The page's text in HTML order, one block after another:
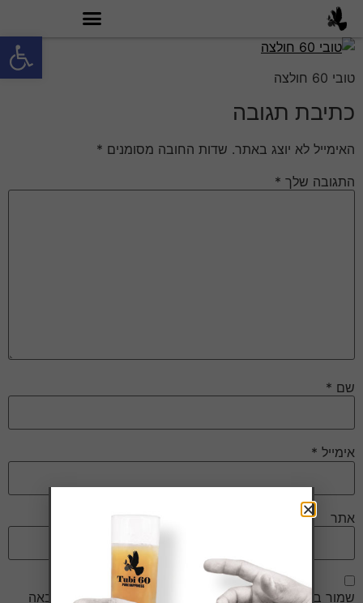
פתח
טובי 60 חולצה
כתיבת תגובה
האימייל לא יוצג באתר. שדות החובה מסומנים *
התגובה שלך *
שם *
אימייל *
אתר
שמור בדפדפן זה את השם, האימייל והאתר שלי לפעם הבאה